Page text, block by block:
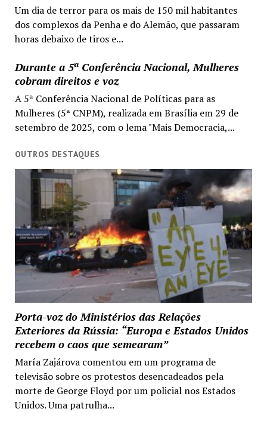
Um dia de terror para os mais de 150 mil habitantes
dos complexos da Penha e do Alemão, que passaram
horas debaixo de tiros e...
Durante a 5ª Conferência Nacional, Mulheres
cobram direitos e voz
A 5ª Conferência Nacional de Políticas para as
Mulheres (5ª CNPM), realizada em Brasília em 29 de
setembro de 2025, com o lema "Mais Democracia,...
OUTROS DESTAQUES
Porta-voz do Ministérios das Relações
Exteriores da Rússia: “Europa e Estados Unidos
recebem o caos que semearam”
María Zajárova comentou em um programa de
televisão sobre os protestos desencadeados pela
morte de George Floyd por um policial nos Estados
Unidos. Uma patrulha...